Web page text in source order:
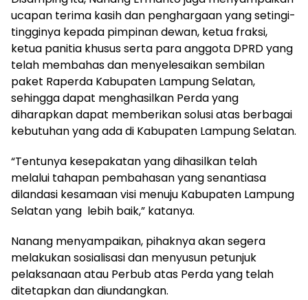
ucapan terima kasih dan penghargaan yang setingi-
tingginya kepada pimpinan dewan, ketua fraksi,
ketua panitia khusus serta para anggota DPRD yang
telah membahas dan menyelesaikan sembilan
paket Raperda Kabupaten Lampung Selatan,
sehingga dapat menghasilkan Perda yang
diharapkan dapat memberikan solusi atas berbagai
kebutuhan yang ada di Kabupaten Lampung Selatan.
“Tentunya kesepakatan yang dihasilkan telah
melalui tahapan pembahasan yang senantiasa
dilandasi kesamaan visi menuju Kabupaten Lampung
Selatan yang lebih baik,” katanya.
Nanang menyampaikan, pihaknya akan segera
melakukan sosialisasi dan menyusun petunjuk
pelaksanaan atau Perbub atas Perda yang telah
ditetapkan dan diundangkan.